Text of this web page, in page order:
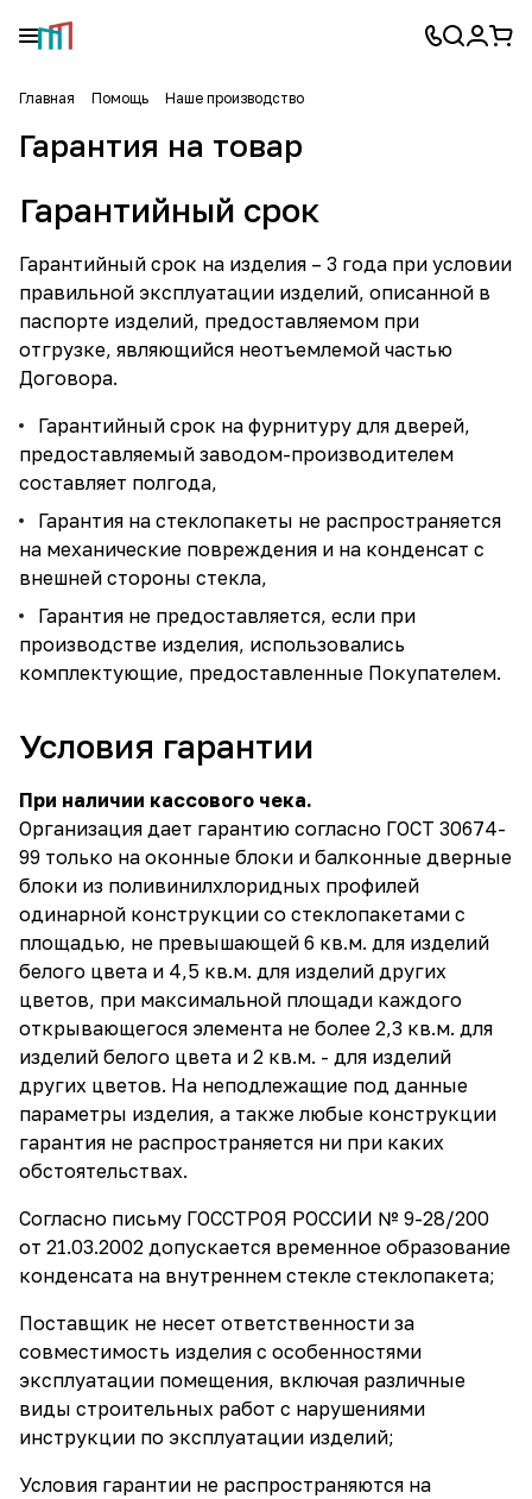
Главная Помощь Наше производство
Гарантия на товар
Гарантийный срок
Гарантийный срок на изделия – 3 года при условии
правильной эксплуатации изделий, описанной в
паспорте изделий, предоставляемом при
отгрузке, являющийся неотъемлемой частью
Договора.
Гарантийный срок на фурнитуру для дверей,
предоставляемый заводом-производителем
составляет полгода,
Гарантия на стеклопакеты не распространяется
на механические повреждения и на конденсат с
внешней стороны стекла,
Гарантия не предоставляется, если при
производстве изделия, использовались
комплектующие, предоставленные Покупателем.
Условия гарантии
При наличии кассового чека.
Организация дает гарантию согласно ГОСТ 30674-
99 только на оконные блоки и балконные дверные
блоки из поливинилхлоридных профилей
одинарной конструкции со стеклопакетами с
площадью, не превышающей 6 кв.м. для изделий
белого цвета и 4,5 кв.м. для изделий других
цветов, при максимальной площади каждого
открывающегося элемента не более 2,3 кв.м. для
изделий белого цвета и 2 кв.м. - для изделий
других цветов. На неподлежащие под данные
параметры изделия, а также любые конструкции
гарантия не распространяется ни при каких
обстоятельствах.
Согласно письму ГОССТРОЯ РОССИИ № 9-28/200
от 21.03.2002 допускается временное образование
конденсата на внутреннем стекле стеклопакета;
Поставщик не несет ответственности за
совместимость изделия с особенностями
эксплуатации помещения, включая различные
виды строительных работ с нарушениями
инструкции по эксплуатации изделий;
Условия гарантии не распространяются на